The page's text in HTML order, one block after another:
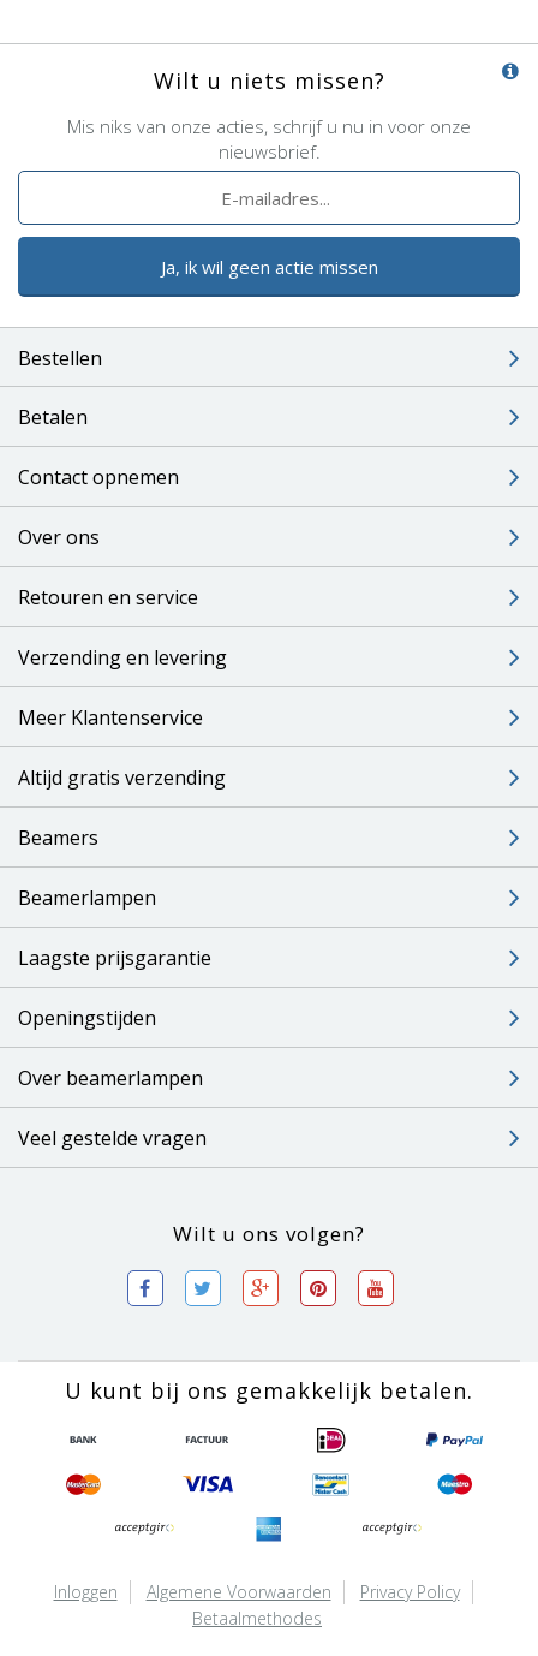
Wilt u niets missen?
Mis niks van onze acties, schrijf u nu in voor onze
nieuwsbrief.
Ja, ik wil geen actie missen
Bestellen
Betalen
Contact opnemen
Over ons
Retouren en service
Verzending en levering
Meer Klantenservice
Altijd gratis verzending
Beamers
Beamerlampen
Laagste prijsgarantie
Openingstijden
Over beamerlampen
Veel gestelde vragen
Wilt u ons volgen?
U kunt bij ons gemakkelijk betalen.
Inloggen Algemene Voorwaarden
Privacy Policy
Betaalmethodes